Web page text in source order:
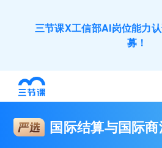
全员AI应用难落地？1000门
200+门DeepSeek应用课程
一起加入学
国际结算与国际